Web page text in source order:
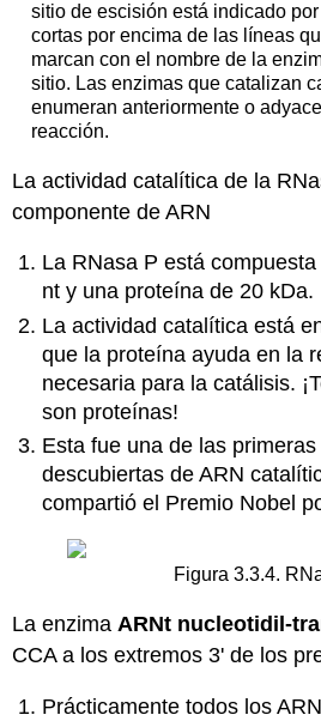
sitio de escisión está indicado
cortas por encima de las líneas
marcan con el nombre de la
sitio. Las enzimas que catalizan
enumeran anteriormente o
reacción.
La actividad catalítica de la
componente de ARN
La RNasa P está
nt y una proteína de 20 kDa.
La actividad catalítica está
que la proteína ayuda en la
necesaria para la catálisis.
son proteínas!
Esta fue una de las
descubiertas de ARN
compartió el Premio Nobel
Figura 3.3.4.
La enzimaARNt nucleotidil-
CCA a los extremos 3' de los
Prácticamente todos los